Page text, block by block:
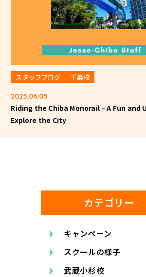
スタッフブログ 千葉校
2025.06.05
Riding the Chiba Monorail – A Fun and
Explore the City
カテゴリー
キャンペーン
スクールの様子
武蔵小杉校